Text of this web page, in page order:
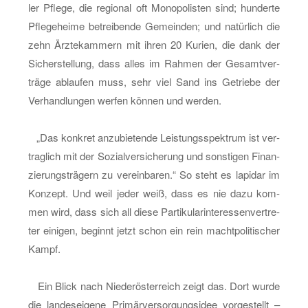
ler Pfle­ge, die re­gio­nal oft Mo­no­po­lis­ten sind; hun­der­te
Pfle­ge­hei­me be­trei­ben­de Ge­mein­den; und na­tür­lich die
zehn Ärz­te­kam­mern mit ihren 20 Ku­ri­en, die dank der
Si­cher­stel­lung, dass alles im Rah­men der Ge­samt­ver­
trä­ge ab­lau­fen muss, sehr viel Sand ins Ge­trie­be der
Ver­hand­lun­gen wer­fen kön­nen und wer­den.
„Das kon­kret an­zu­bie­ten­de Leis­tungs­spek­trum ist ver­
trag­lich mit der So­zi­al­ver­si­che­rung und sons­ti­gen Fi­nan­
zie­rungs­trä­gern zu ver­ein­ba­ren.“ So steht es la­pi­dar im
Kon­zept. Und weil jeder weiß, dass es nie dazu kom­
men wird, dass sich all diese Par­ti­ku­lar­in­ter­es­sen­ver­tre­
ter ei­ni­gen, be­ginnt jetzt schon ein rein macht­po­li­ti­scher
Kampf.
Ein Blick nach Nie­der­ös­ter­reich zeigt das. Dort wurde
die lan­des­ei­ge­ne Pri­mär­ver­sor­gungs­idee vor­ge­stellt –